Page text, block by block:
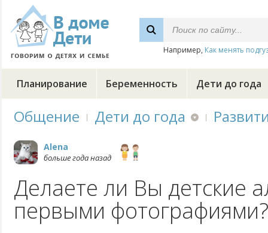
Например, Как менять
Планирование Беременность Дети до года
Общение Дети до года
Alena
больше года назад
Делаете ли Вы детские
первыми фотографиями?